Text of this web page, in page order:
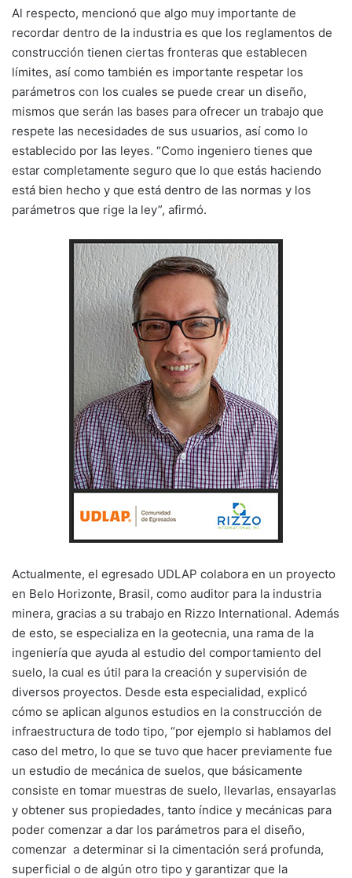
Al respecto, mencionó que algo muy importante de
recordar dentro de la industria es que los reglamentos de
construcción tienen ciertas fronteras que establecen
límites, así como también es importante respetar los
parámetros con los cuales se puede crear un diseño,
mismos que serán las bases para ofrecer un trabajo que
respete las necesidades de sus usuarios, así como lo
establecido por las leyes. “Como ingeniero tienes que
estar completamente seguro que lo que estás haciendo
está bien hecho y que está dentro de las normas y los
parámetros que rige la ley”, afirmó.
Actualmente, el egresado UDLAP colabora en un proyecto
en Belo Horizonte, Brasil, como auditor para la industria
minera, gracias a su trabajo en Rizzo International. Además
de esto, se especializa en la geotecnia, una rama de la
ingeniería que ayuda al estudio del comportamiento del
suelo, la cual es útil para la creación y supervisión de
diversos proyectos. Desde esta especialidad, explicó
cómo se aplican algunos estudios en la construcción de
infraestructura de todo tipo, “por ejemplo si hablamos del
caso del metro, lo que se tuvo que hacer previamente fue
un estudio de mecánica de suelos, que básicamente
consiste en tomar muestras de suelo, llevarlas, ensayarlas
y obtener sus propiedades, tanto índice y mecánicas para
poder comenzar a dar los parámetros para el diseño,
comenzar a determinar si la cimentación será profunda,
superficial o de algún otro tipo y garantizar que la